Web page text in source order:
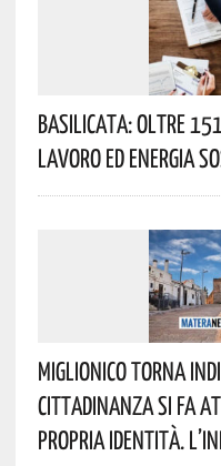
Basilicata: Oltre
Lavoro Ed Energia
Miglionico Torna
Cittadinanza Si Fa
Propria Identità.